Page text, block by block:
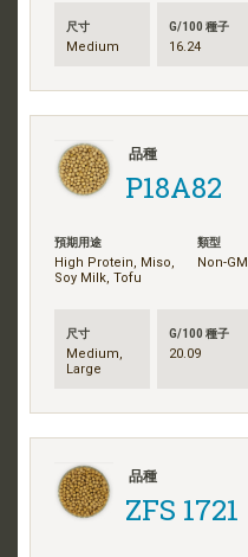
尺寸
Medium
G/100 種子
16.24
品種
P18A82
預期用途
High Protein, Miso,
Soy Milk, Tofu
類型
Non-GM
尺寸
Medium,
Large
G/100 種子
20.09
品種
ZFS 1721